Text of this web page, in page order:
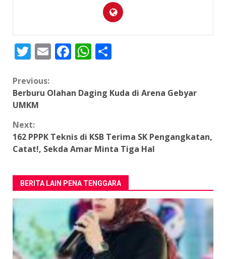
Twitter
EmailFacebook
WhatsApp
Continue
Reading
Previous:
Berburu Olahan Daging Kuda di Arena Gebyar
UMKM
Next:
162 PPPK Teknis di KSB Terima SK Pengangkatan,
Catat!, Sekda Amar Minta Tiga Hal
BERITA LAIN PENA TENGGARA